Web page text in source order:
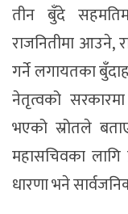
तीन बुँदे
राजनितीमा आउने,
गर्ने लगायतका
नेतृत्वको सरकारमा
भएको स्रोतले
महासचिवका लागि
धारणा भने